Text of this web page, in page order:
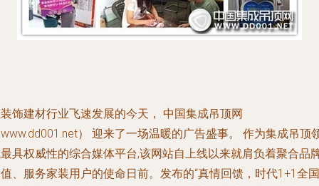
饰建材行业飞速发展的今天， 中国集成吊顶网
） 迎来了一场温暖的广告盛事。 作为集成吊顶
具权威性的综合媒体平台,该网站自上线以来就肩负着聚合品
、服务家装用户的使命日前。发布的“真情回馈，时代1+1全国